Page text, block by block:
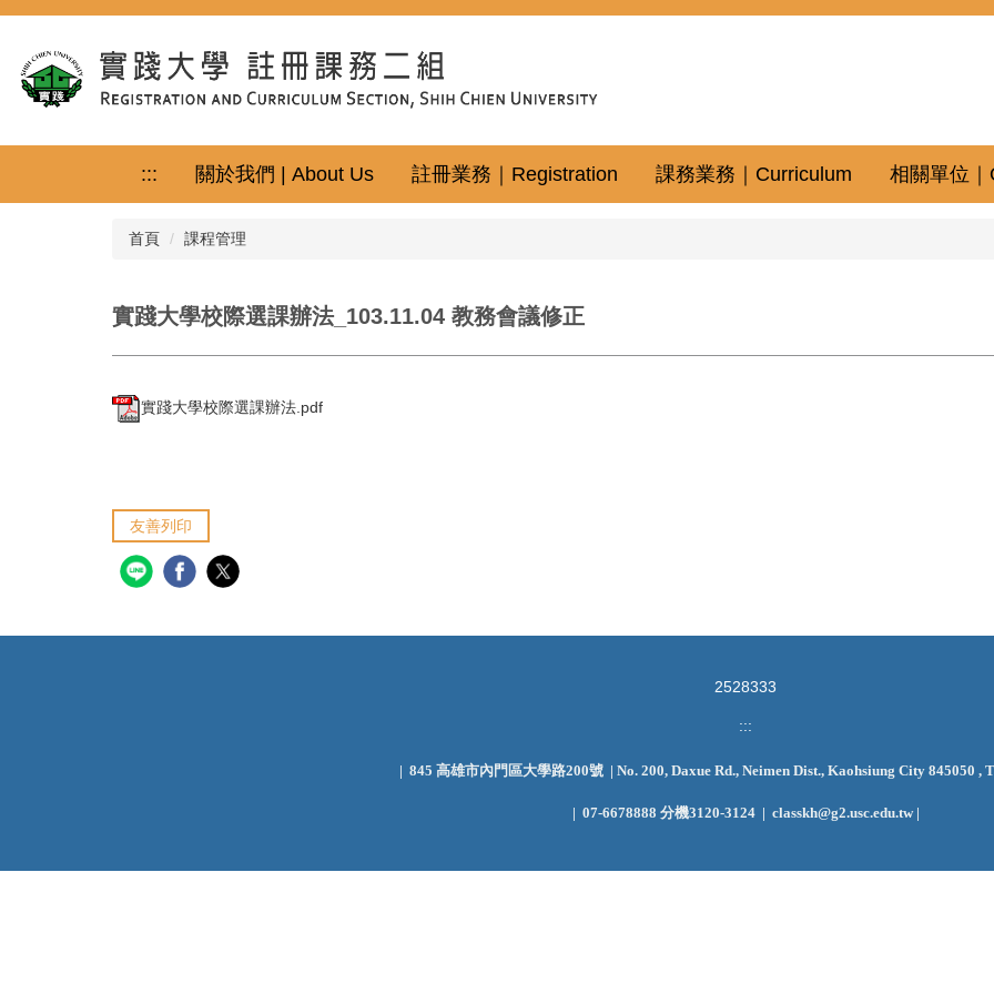
跳
主
要
::: 關於我們 | About Us 註冊業務｜Registration 課務業務｜Curriculum 相關單位
首頁 課程管理
實踐大學校際選課辦法_103.11.04 教務會議修正
實踐大學校際選課辦法.pdf
友善列印
2528333
:::
| 845 高雄市內門區大學路200號 | No. 200, Daxue Rd., Neimen Dist., Kaohsiung City 845050 ,
07-6678888 分機3120-3124 | classkh@g2.usc.edu.tw |